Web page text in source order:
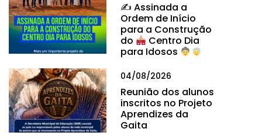
✍ Assinada a
Ordem de Início
para a Construção
do
Centro Dia
para Idosos
04/08/2026
Reunião dos alunos
inscritos no Projeto
Aprendizes da
Gaita